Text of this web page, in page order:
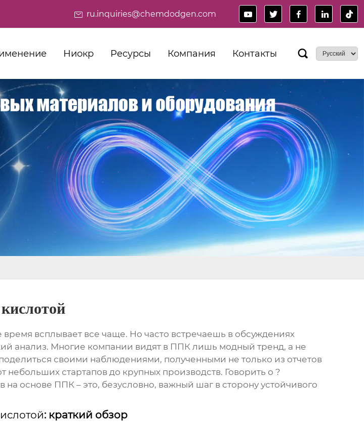
ru.inquiries@chemdodgen.com     
Ниокр Ресурсы Компания Контакты 
время всплывает все чаще. Но часто встречаешь в обсуждениях
анализ. Многие компании видят в ППК лишь модный тренд, а не
своими наблюдениями, полученными не только из отчетов
стартапов до крупных производств. Говорить о ?
основе ППК – это, безусловно, важный шаг в сторону устойчивого
: краткий обзор